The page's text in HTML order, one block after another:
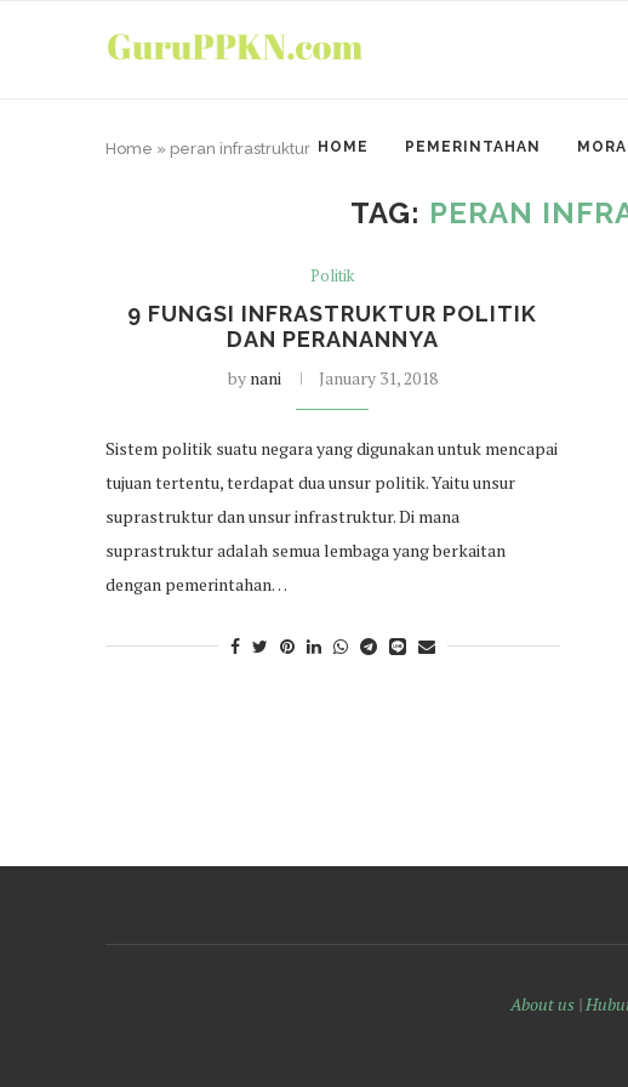
HOME PEMERINTAHAN
Home » peran infrastruktur
TAG: PERAN
Politik
9 FUNGSI INFRASTRUKTUR POLITIK
DAN PERANANNYA
by nani January 31, 2018
Sistem politik suatu negara yang digunakan untuk mencapai
tujuan tertentu, terdapat dua unsur politik. Yaitu unsur
suprastruktur dan unsur infrastruktur. Di mana
suprastruktur adalah semua lembaga yang berkaitan
dengan pemerintahan…
About us |